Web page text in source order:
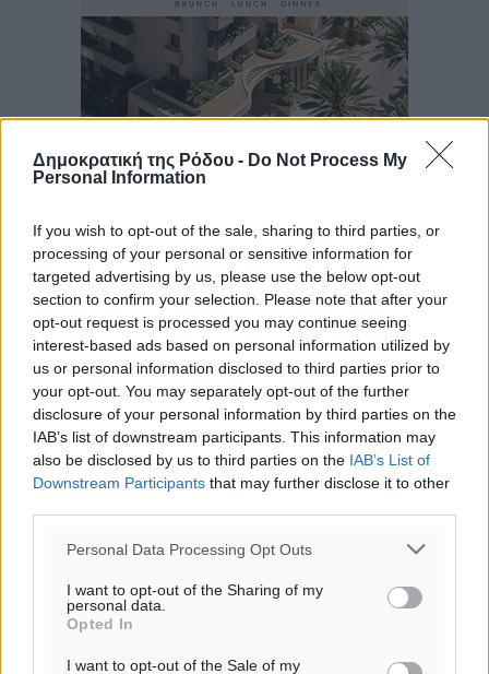
Δημοκρατική της Ρόδου - Do Not Process My
Personal Information
If you wish to opt-out of the sale, sharing to third parties, or
processing of your personal or sensitive information for
targeted advertising by us, please use the below opt-out
section to confirm your selection. Please note that after your
opt-out request is processed you may continue seeing
interest-based ads based on personal information utilized by
us or personal information disclosed to third parties prior to
your opt-out. You may separately opt-out of the further
disclosure of your personal information by third parties on the
IAB’s list of downstream participants. This information may
also be disclosed by us to third parties on the IAB’s List of
Downstream Participants that may further disclose it to other
Personal Data Processing Opt Outs
I want to opt-out of the Sharing of my
personal data.
Opted In
I want to opt-out of the Sale of my
Ροή ειδήσεων
Τριήμερο εξόδου: Πάνω από 129.000 επιβάτες
αναχωρούν από Πειραιά, Ραφήνα και Λαύριο
Ειδήσεις• πριν 6 ώρες